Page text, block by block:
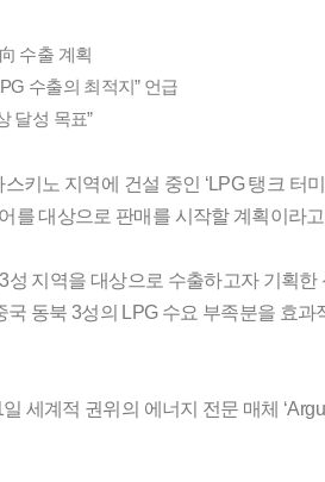
수출 계획
수출의 최적지” 언급
달성 목표”
노 지역에 건설 중인 ‘LPG 탱크 터
를 대상으로 판매를 시작할 계획이라
지역을 대상으로 수출하고자 기획
동북 3성의 LPG 수요 부족분을 효
세계적 권위의 에너지 전문 매체